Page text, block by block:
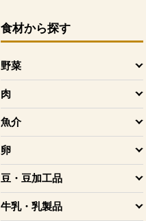
食材から探す
野菜
を開く
肉
を開く
魚介
を開く
卵
を開く
豆・豆加工品
を開く
牛乳・乳製品
を開く